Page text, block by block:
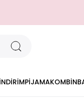
İNDİRİMPİJAMAKOMBİN